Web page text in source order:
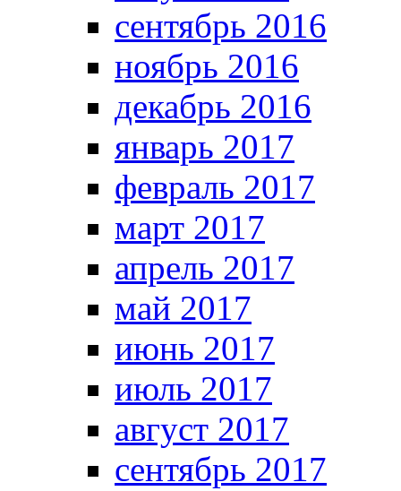
сентябрь 2016
ноябрь 2016
декабрь 2016
январь 2017
февраль 2017
март 2017
апрель 2017
май 2017
июнь 2017
июль 2017
август 2017
сентябрь 2017